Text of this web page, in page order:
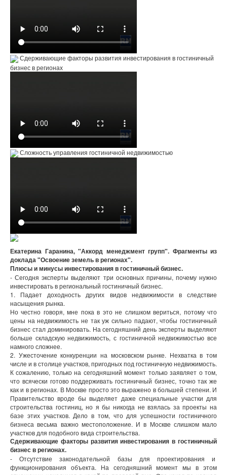
Сдерживающие факторы развития инвестирования в гостиничный
бизнес в регионах
Сложность управления гостиничной недвижимостью
Екатерина Гаранина, "Аккорд менеджмент групп". Фрагменты из
доклада "Освоение земель в регионах".
Плюсы и минусы инвестирования в гостиничный бизнес.
- Сегодня эксперты выделяют три основных причины, почему нужно
инвестировать в региональный гостиничный бизнес.
1. Падает доходность других видов недвижимости в следствие
насыщения рынка.
Но честно говоря, мне пока в это не слишком вериться, потому что
цены на недвижимость не так уж сильно падают, чтобы гостиничный
бизнес стал доминировать. На сегодняшний день эксперты выделяют
больше складскую недвижимость, с гостиничной недвижимостью все
намного сложнее.
2. Ужесточение конкуренции на московском рынке. Нехватка в том
числе и в столице участков, пригодных под гостиничную недвижимость.
К сожалению, только на сегодняшний момент только заявляет о том,
что всячески готово поддерживать гостиничный бизнес, точно так же
как и в регионах. В Москве просто это выражено в большей степени. И
Правительство вроде бы выделяет даже специальные участки для
строительства гостиниц, но я бы никогда не взялась за проекты на
базе этих участков. Дело в том, что для успешности гостиничного
бизнеса весьма важно местоположение. И в Москве слишком мало
участков для подобного вида строительства.
Сдерживающие факторы развития инвестирования в гостиничный
бизнес в регионах.
- Отсутствие законодательной базы для проектирования и
функционирования объекта. На сегодняшний момент мы в этом